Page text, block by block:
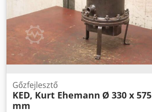
Gőzfejlesztő
KED, Kurt Ehemann Ø 330 x 575
mm